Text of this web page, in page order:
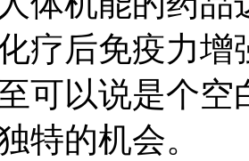
疗后免疫力
可以说是个
特的机会。